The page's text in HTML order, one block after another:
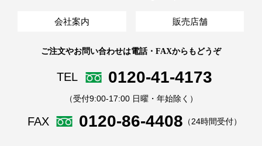
会社案内 販売店舗
ご注文やお問い合わせは電話・FAXからもどうぞ
TEL 0120-41-4173
（受付9:00-17:00 日曜・年始除く）
FAX 0120-86-4408 （24時間受付）